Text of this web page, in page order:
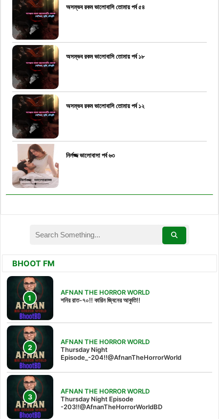
অসম্ভব রকম ভালোবাসি তোমায় পর্ব ৫৪
অসম্ভব রকম ভালোবাসি তোমায় পর্ব ১৮
অসম্ভব রকম ভালোবাসি তোমায় পর্ব ১২
নির্লজ্জ ভালোবাসা পর্ব ৬৩
BHOOT FM
AFNAN THE HORROR WORLD
শনির রাত-৭০!! কারিন জ্বিনের আকুতি!!
AFNAN THE HORROR WORLD
Thursday Night
Episode_-204!!@AfnanTheHorrorWorld
AFNAN THE HORROR WORLD
Thursday Night Episode
-203!!@AfnanTheHorrorWorldBD